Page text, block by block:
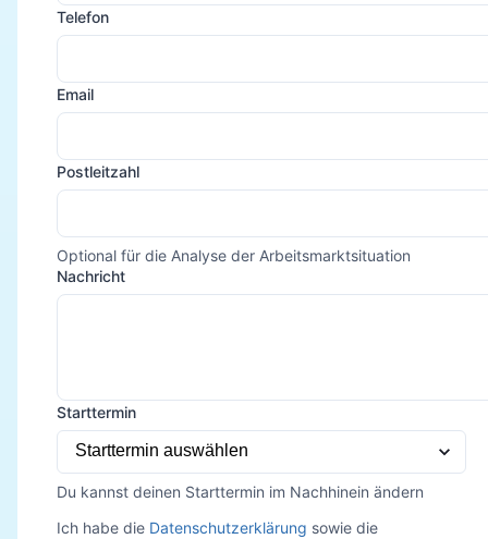
Telefon
Email
Postleitzahl
Optional für die Analyse der Arbeitsmarktsituation
Nachricht
Starttermin
Du kannst deinen Starttermin im Nachhinein ändern
Ich habe die Datenschutzerklärung sowie die